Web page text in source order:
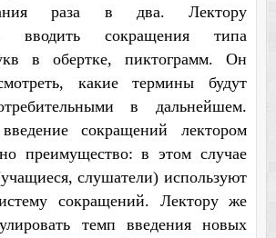
раза в два. Лектору
вводить сокращения типа
в обертке, пиктограмм. Он
какие термины будут
в дальнейшем.
сокращений лектором
преимущество: в этом случае
слушатели) используют
сокращений. Лектору же
темп введения новых